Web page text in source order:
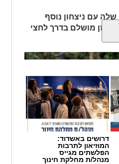
עם ניצחון נוסף
על מאזן מושלם בדרך לחצי
דרושים באשדוד:
המוזיאון לתרבות
הפלשתים מגייס
מנהל/ת מחלקת חינוך